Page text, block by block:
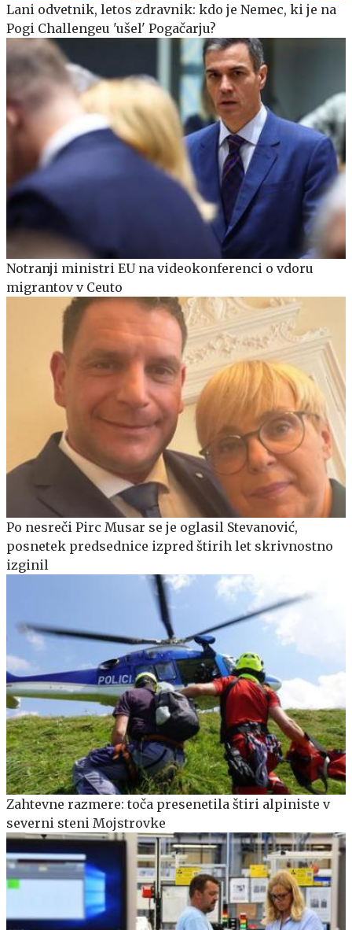
Lani odvetnik, letos zdravnik: kdo je Nemec, ki je na
Pogi Challengeu 'ušel' Pogačarju?
Notranji ministri EU na videokonferenci o vdoru
migrantov v Ceuto
Po nesreči Pirc Musar se je oglasil Stevanović,
posnetek predsednice izpred štirih let skrivnostno
izginil
Zahtevne razmere: toča presenetila štiri alpiniste v
severni steni Mojstrovke